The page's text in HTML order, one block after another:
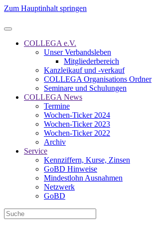
Zum Hauptinhalt springen
COLLEGA e.V.
Unser Verbandsleben
Mitgliederbereich
Kanzleikauf und -verkauf
COLLEGA Organisations Ordner
Seminare und Schulungen
COLLEGA News
Termine
Wochen-Ticker 2024
Wochen-Ticker 2023
Wochen-Ticker 2022
Archiv
Service
Kennziffern, Kurse, Zinsen
GoBD Hinweise
Mindestlohn Ausnahmen
Netzwerk
GoBD